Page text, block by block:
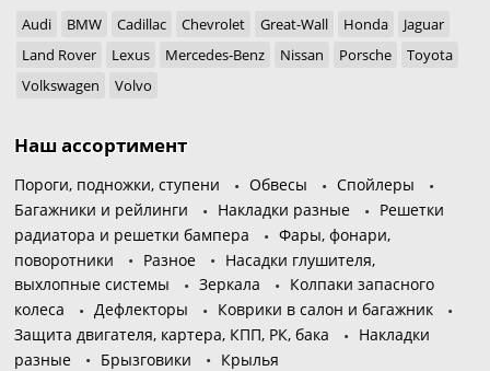
Audi BMW Cadillac Chevrolet Great-Wall Honda
Jaguar
Land Rover
Lexus Mercedes-Benz Nissan Porsche
Toyota
Volkswagen
Volvo
Наш ассортимент
Пороги, подножки, ступени Обвесы
Спойлеры
Багажники и рейлинги
Накладки разные
Решетки
радиатора и решетки бампера
Фары, фонари,
поворотники
Разное
Насадки глушителя,
выхлопные системы
Зеркала
Колпаки запасного
колеса
Дефлекторы
Коврики в салон и багажник
Защита двигателя, картера, КПП, РК, бака
Накладки
разные
Брызговики Крылья